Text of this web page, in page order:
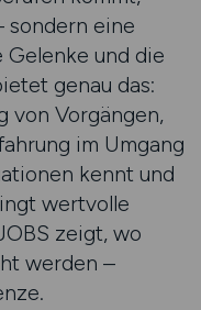
sondern eine
Gelenke und die
genau das:
von Vorgängen,
im Umgang
kennt und
wertvolle
zeigt, wo
werden –